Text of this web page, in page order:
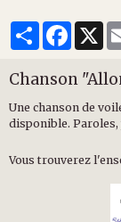
Partager X
Chanson
Une chanson de
disponible.
Vous trouverez